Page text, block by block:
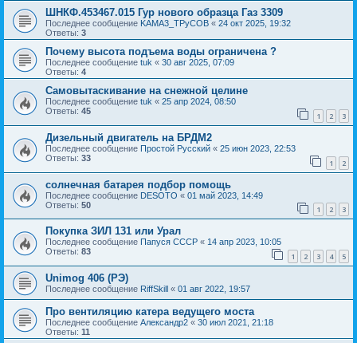
ШНКФ.453467.015 Гур нового образца Газ 3309
Последнее сообщение KAMA3_TPyCOB « 24 окт 2025, 19:32
Ответы: 3
Почему высота подъема воды ограничена ?
Последнее сообщение tuk « 30 авг 2025, 07:09
Ответы: 4
Самовытаскивание на снежной целине
Последнее сообщение tuk « 25 апр 2024, 08:50
Ответы: 45 1 2 3
Дизельный двигатель на БРДМ2
Последнее сообщение Простой Русский « 25 июн 2023, 22:53
Ответы: 33 1 2
солнечная батарея подбор помощь
Последнее сообщение DESOTO « 01 май 2023, 14:49
Ответы: 50 1 2 3
Покупка ЗИЛ 131 или Урал
Последнее сообщение Папуся СССР « 14 апр 2023, 10:05
Ответы: 83 1 2 3 4 5
Unimog 406 (РЭ)
Последнее сообщение RiffSkill « 01 авг 2022, 19:57
Про вентиляцию катера ведущего моста
Последнее сообщение Александр2 « 30 июл 2021, 21:18
Ответы: 11